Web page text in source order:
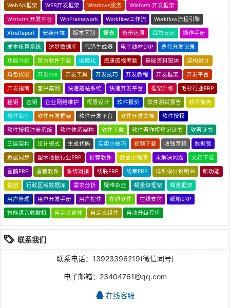
WebApi框架 WEB开发框架 Windows服务 Winform 开发框架
Winform 开发平台 WinFramework Workflow工作流 Workflow流程引擎
XtraReport 安装环境 版本区别 报表 备份还原 踩坑日记 操作手册
成本核算系统 达梦数据库 代码生成器 电子线材ERP 迭代开发记录
功能介绍 官方软件下载 国际化 海康威视考勤 基础资料窗体 架构设计
角色权限 开发sce 开发工具 开发技巧 开发教程 开发框架 开发平台
开发指南 客户案例 快速搭站系统 快速开发平台 框架升级 毛衫行业ERP
秘钥 密钥 企业网络维护 权限设计 软件报价 软件测试报告 软件加壳
软件简介 软件开发框架 软件开发平台 软件开发文档 软件授权
软件授权注册系统 软件体系架构 软件下载 软件著作权登记证书 软著证书
三层架构 设计模式 生成代码 实用小技巧 视频下载 收钱音箱 数据锁
数据同步 塑木地板行业ERP 推荐软件 微信小程序 未解决问题 文档下载
喜鹊ERP 喜鹊软件 系统对接 线联ERP 线束ERP 详细设计说明书 新功能
信创 行政区域数据库 需求分析 疑难杂症 蝇量级框架 蝇量框架
用户管理 用户开发手册 用户控件 在线软件 在线支付 纸箱ERP
智能语音收款机 自定义窗体 自定义组件 自动升级程序
联系我们
联系电话：13923396219(微信同号)
电子邮箱：23404761@qq.com
在线客服